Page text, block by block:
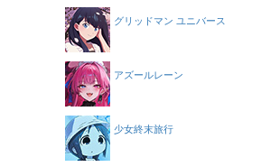
グリッドマン ユニバース
アズールレーン
少女終末旅行